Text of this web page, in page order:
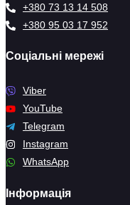
+380 73 13 14 508
+380 95 03 17 952
Соціальні мережі
Viber
YouTube
Telegram
Instagram
WhatsApp
Інформація